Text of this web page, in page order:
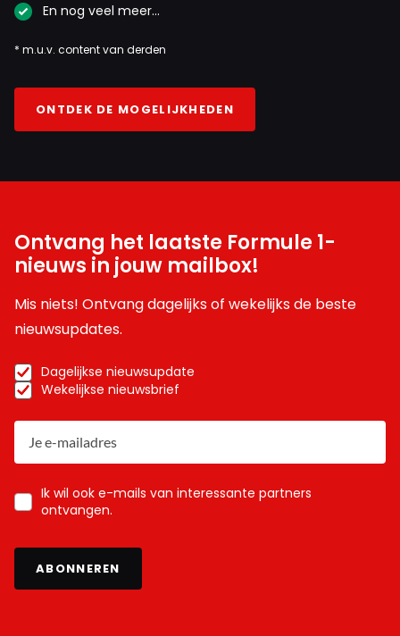
En nog veel meer…
* m.u.v. content van derden
ONTDEK DE MOGELIJKHEDEN
Ontvang het laatste Formule 1-
nieuws in jouw mailbox!
Mis niets! Ontvang dagelijks of wekelijks de beste
nieuwsupdates.
Dagelijkse nieuwsupdate
Wekelijkse nieuwsbrief
Ik wil ook e-mails van interessante partners
ontvangen.
ABONNEREN